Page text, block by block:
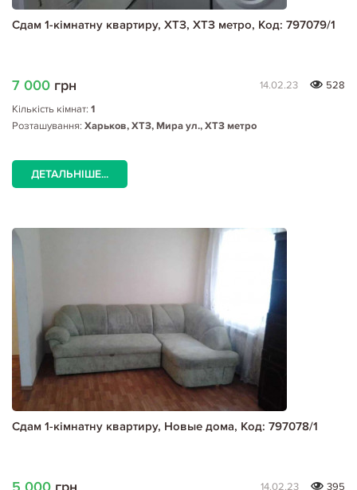
Сдам 1-кімнатну квартиру, ХТЗ, ХТЗ метро, Код: 797079/1
7 000 грн 14.02.23
528
Кількість кімнат: 1
Розташування: Харьков, ХТЗ, Мира ул., ХТЗ метро
ДЕТАЛЬНІШЕ...
Сдам 1-кімнатну квартиру, Новые дома, Код: 797078/1
14.02.23
395